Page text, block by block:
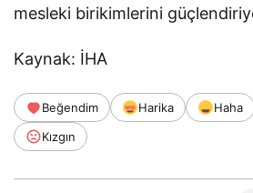
mesleki birikimlerini
Kaynak: İHA
Beğendim Harika Haha
Kızgın